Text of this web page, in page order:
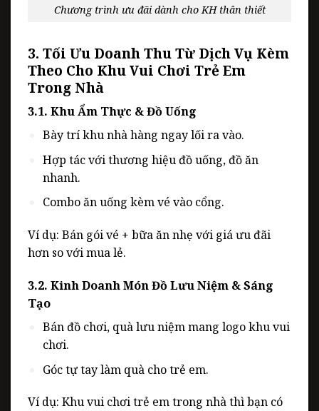
Chương trình ưu đãi dành cho KH thân thiết
3. Tối Ưu Doanh Thu Từ Dịch Vụ Kèm
Theo Cho Khu Vui Chơi Trẻ Em
Trong Nhà
3.1. Khu Ẩm Thực & Đồ Uống
Bày trí khu nhà hàng ngay lối ra vào.
Hợp tác với thương hiệu đồ uống, đồ ăn
nhanh.
Combo ăn uống kèm vé vào cổng.
Ví dụ: Bán gói vé + bữa ăn nhẹ với giá ưu đãi
hơn so với mua lẻ.
3.2. Kinh Doanh Món Đồ Lưu Niệm & Sáng
Tạo
Bán đồ chơi, quà lưu niệm mang logo khu vui
chơi.
Góc tự tay làm quà cho trẻ em.
Ví dụ: Khu vui chơi trẻ em trong nhà thì bạn có